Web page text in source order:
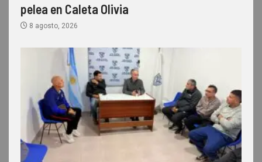
pelea en Caleta Olivia
8 agosto, 2026